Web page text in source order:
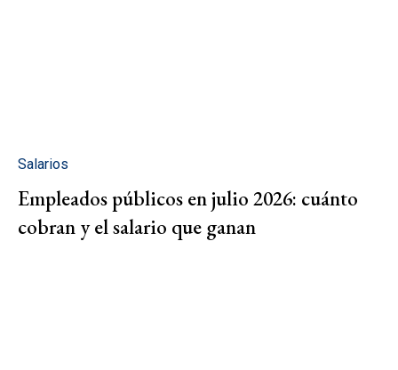
Salarios
Empleados públicos en julio 2026: cuánto
cobran y el salario que ganan